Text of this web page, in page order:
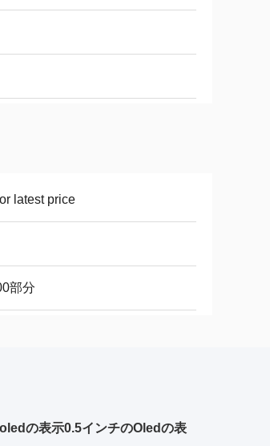
latest price
部分
の表示0.5インチのOledの表